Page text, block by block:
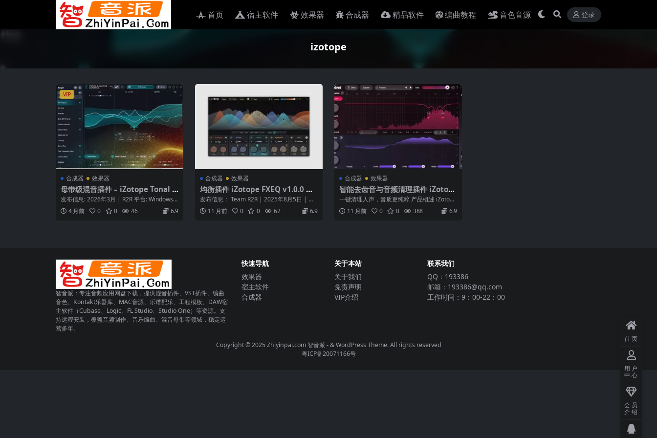
首页 宿主软件 效果器 合成器 精品软件 编曲教程 音色音源 登录
izotope
VIP
合成器 效果器
母带级混音插件 – iZotope Tonal B
alance Control 3 v3.0.0-WiN MA
C
发布信息: 2026年3月 | R2R 平台: Windows /
macOS ...
4 月前 0 0 46 6.9
合成器 效果器
均衡插件 iZotope FXEQ v1.0.0 Wi
N
发布信息： Team R2R | 2025年8月5日 | 安
装包大小：69.9 ...
11 月前 0 0 62 6.9
合成器 效果器
智能去齿音与音频清理插件 iZotop
e Velvet WiN MAC
一键清理人声，音质更纯粹 产品概述 iZotope
Velvet v1.0.0 ...
11 月前 0 0 388 6.9
智音派：专注音频应用网盘下载，提供混音插件、VST插件、编曲
音色、Kontakt乐器库、MAC音源、乐谱配乐、工程模板、DAW宿
主软件（Cubase、Logic、FL Studio、Studio One）等资源。支
持远程安装，覆盖音频制作、音乐编曲、混音母带等领域，稳定运
营多年。
快速导航
效果器
宿主软件
合成器
关于本站
关于我们
免责声明
VIP介绍
联系我们
QQ：193386
邮箱：193386@qq.com
工作时间：9：00-22：00
Copyright © 2025 Zhiyinpai.com智音派 - & WordPress Theme. All rights reserved
粤ICP备20071166号
首页
用户
中心
会员
介绍